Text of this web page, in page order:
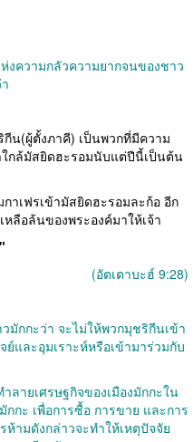
วามกลัวความยากจนของชาว
(ผู้ตั้งภาคี) เป็นพวกที่มีความ
ใกล้มัสยิดฮะรอมนับแต่ปีนี้เป็นต้น
าเฟรเข้ามัสยิดฮะรอมละก้อ อีก
ลือล้นของพระองค์มาให้เจ้า
(อัตเตาบะฮ์ 9:28)
กะว่า จะไม่ให้พวกมุชริกีนเข้า
และอุมเราะห์หรือเข้ามาร่วมกับ
ยเศรษฐกิจของเมืองมักกะใน
กกะ เพื่อการซื้อ การขาย และการ
ามดังกล่าวจะทำให้เหตุปัจจัย